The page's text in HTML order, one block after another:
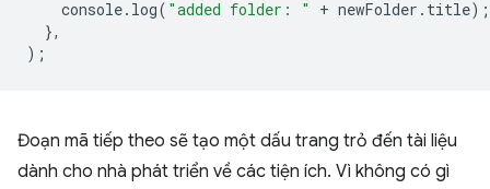
console. log( "added folder: " + newFolder . title);
},
);
Đoạn mã tiếp theo sẽ tạo một dấu trang trỏ đến tài liệu
dành cho nhà phát triển về các tiện ích. Vì không có gì